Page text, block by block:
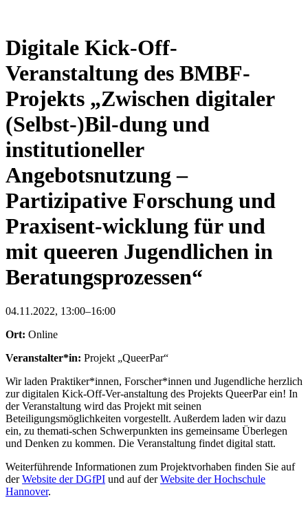
Digitale Kick-Off-
Veranstaltung des BMBF-
Projekts „Zwischen digitaler
(Selbst-)Bil-dung und
institutioneller
Angebotsnutzung –
Partizipative Forschung und
Praxisent-wicklung für und
mit queeren Jugendlichen in
Beratungsprozessen“
04.11.2022, 13:00–16:00
Ort: Online
Veranstalter*in: Projekt „QueerPar“
Wir laden Praktiker*innen, Forscher*innen und Jugendliche herzlich
zur digitalen Kick-Off-Ver-anstaltung des Projekts QueerPar ein! In
der Veranstaltung wird das Projekt mit seinen
Beteiligungsmöglichkeiten vorgestellt. Außerdem laden wir dazu
ein, zu themati-schen Schwerpunkten ins gemeinsame Überlegen
und Denken zu kommen. Die Veranstaltung findet digital statt.
Weiterführende Informationen zum Projektvorhaben finden Sie auf
derWebsite der DGfPI und auf derWebsite der Hochschule
Hannover.